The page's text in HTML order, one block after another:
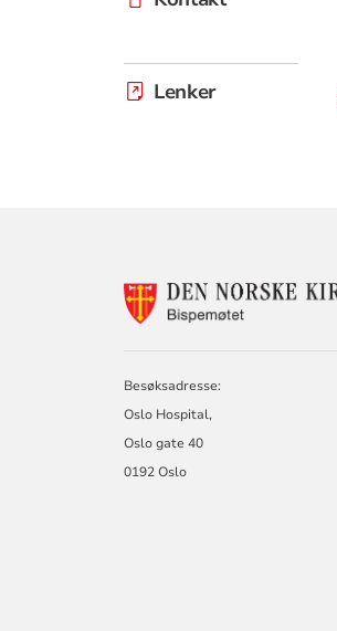
Lenker
Besøksadresse:
Oslo Hospital,
Oslo gate 40
0192 Oslo